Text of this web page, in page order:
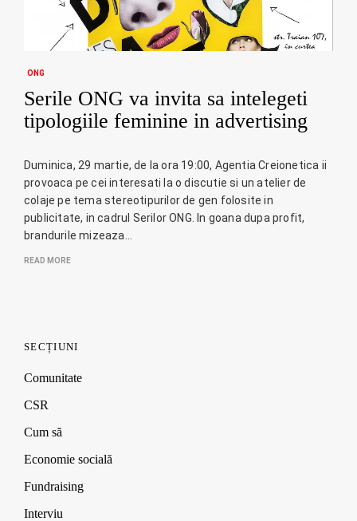
ONG
Serile ONG va invita sa intelegeti
tipologiile feminine in advertising
Duminica, 29 martie, de la ora 19:00, Agentia Creionetica ii
provoaca pe cei interesati la o discutie si un atelier de
colaje pe tema stereotipurilor de gen folosite in
publicitate, in cadrul Serilor ONG. In goana dupa profit,
brandurile mizeaza…
READ MORE
SECȚIUNI
Comunitate
CSR
Cum să
Economie socială
Fundraising
Interviu